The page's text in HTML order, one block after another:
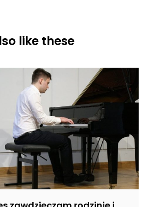
like these